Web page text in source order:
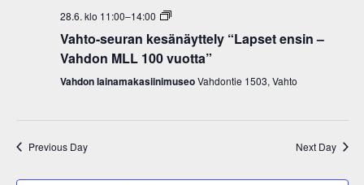
28.6. klo 11:00–14:00
Vahto-
kesänäyttely
Vahto-seuran kesänäyttely “Lapset ensin –
Vahdon MLL 100 vuotta”
Vahdon lainamakasiinimuseoVahdontie 1503, Vahto
Previous Day Next Day